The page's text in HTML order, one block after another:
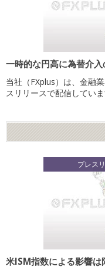
一時的な円高に為替介
当社（FXplus）は、金融
スリリースで配信してい
プレス
米ISM指数による影響は